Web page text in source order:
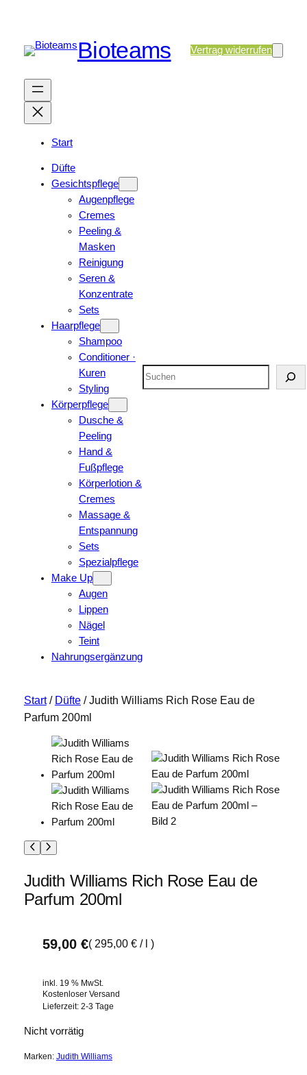
Bioteams Vertrag widerrufen
Start
Düfte
Gesichtspflege
Augenpflege
Cremes
Peeling &
Masken
Reinigung
Seren &
Konzentrate
Sets
Haarpflege
Shampoo
Conditioner ·
Kuren
Styling
Körperpflege
Dusche &
Peeling
Hand &
Fußpflege
Körperlotion &
Cremes
Massage &
Entspannung
Sets
Spezialpflege
Make Up
Augen
Lippen
Nägel
Teint
Nahrungsergänzung
Suchen
Start/ Düfte/ Judith Williams Rich Rose Eau de
Parfum 200ml
Judith Williams Rich Rose Eau de
Parfum 200ml
59,00 €( 295,00 €/ )
inkl. 19 % MwSt.
Kostenloser Versand
Lieferzeit: 2-3 Tage
Nicht vorrätig
Marken: Judith Williams